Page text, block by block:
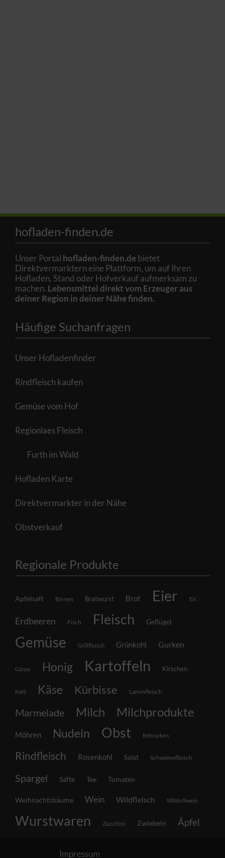
hofladen-finden.de
Unser Portal hofladen-finden.debietet
Direktvermarktern eine Plattform, um auf Ihren
Hofladen, Stand oder Hofverkauf aufmerksam zu
machen. Lebensmittel direkt vom Erzeuger aus
deiner Region in deiner Nähe finden.
Häufige Suchanfragen
Unser Hofladenfinder
Rindfleisch kaufen
Gemüse vom Hof
Regionlaes Fleisch
Furth im Wald
Hofladen Karte
Direktvermarkter in der Nähe
Obstverkauf
Regionale Produkte
Apfelsaft Birnen Bratwurst Brot Eier Eis
Erdbeeren Fisch Fleisch Geflügel
Gemüse Grillfleisch Grünkohl Gurken
Gänse Honig Kartoffeln Kirschen
Kohl Käse Kürbisse Lammfleisch
Marmelade Milch Milchprodukte
Möhren Nudeln Obst Rehrücken
Rindfleisch Rosenkohl Salat Schweinefleisch
Spargel Säfte Tee Tomaten
Weihnachtsbäume Wein Wildfleisch Wildschwein
Wurstwaren Zucchini Zwiebeln Äpfel
Impressum